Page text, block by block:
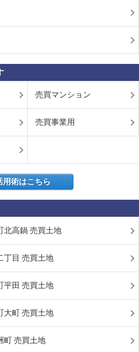
売買マンション
売買事業用
用術はこちら
北高鍋 売買土地
丁目 売買土地
平田 売買土地
大町 売買土地
町 売買土地